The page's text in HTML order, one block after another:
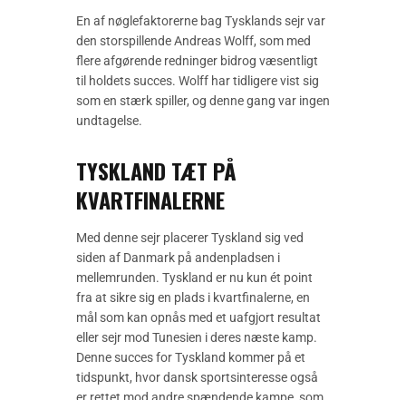
En af nøglefaktorerne bag Tysklands sejr var
den storspillende Andreas Wolff, som med
flere afgørende redninger bidrog væsentligt
til holdets succes. Wolff har tidligere vist sig
som en stærk spiller, og denne gang var ingen
undtagelse.
TYSKLAND TÆT PÅ
KVARTFINALERNE
Med denne sejr placerer Tyskland sig ved
siden af Danmark på andenpladsen i
mellemrunden. Tyskland er nu kun ét point
fra at sikre sig en plads i kvartfinalerne, en
mål som kan opnås med et uafgjort resultat
eller sejr mod Tunesien i deres næste kamp.
Denne succes for Tyskland kommer på et
tidspunkt, hvor dansk sportsinteresse også